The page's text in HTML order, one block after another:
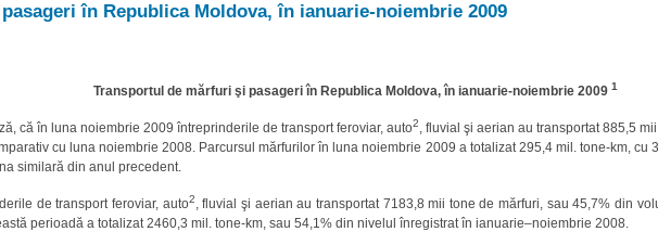
în Republica Moldova, în ianuarie-noiembrie 2009
Transportul de mărfuri şi pasageri în Republica Moldova, în ianuarie-noiembrie 2009 1
că în luna noiembrie 2009 întreprinderile de transport feroviar, auto2, fluvial şi aerian au transportat 885,5
cu luna noiembrie 2008. Parcursul mărfurilor în luna noiembrie 2009 a totalizat 295,4 mil. tone-km, cu
similară din anul precedent.
de transport feroviar, auto2, fluvial şi aerian au transportat 7183,8 mii tone de mărfuri, sau 45,7% din
perioadă a totalizat 2460,3 mil. tone-km, sau 54,1% din nivelul înregistrat în ianuarie–noiembrie 2008.